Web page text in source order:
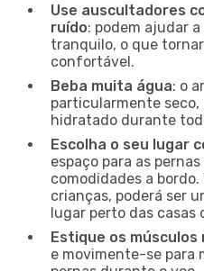
Use auscultadores
ruído: podem ajudar
tranquilo, o que
confortável.
Beba muita água: o
particularmente
hidratado durante
Escolha o seu lugar
espaço para as
comodidades a
crianças, poderá ser
lugar perto das casas
Estique os
e movimente-se para